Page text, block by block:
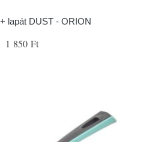
lapát DUST - ORION
1 850 Ft